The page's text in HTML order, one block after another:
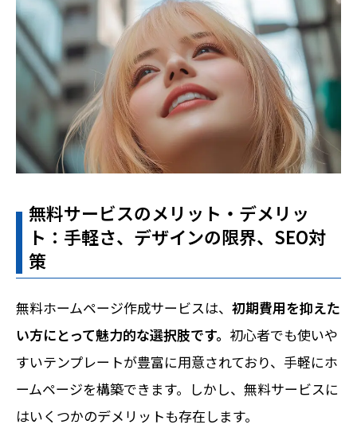
無料サービスのメリット・デメリッ
ト：手軽さ、デザインの限界、SEO対
策
無料ホームページ作成サービスは、 初期費用を抑えた
い方にとって魅力的な選択肢です。 初心者でも使いや
すいテンプレートが豊富に用意されており、手軽にホ
ームページを構築できます。しかし、無料サービスに
はいくつかのデメリットも存在します。